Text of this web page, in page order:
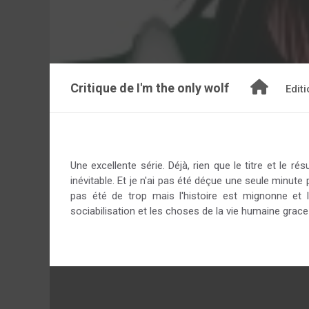
Critique de I'm the only wolf
Une excellente série. Déjà, rien que le titre et le
inévitable. Et je n'ai pas été déçue une seule
pas été de trop mais l'histoire est mignonne et
sociabilisation et les choses de la vie humaine grace